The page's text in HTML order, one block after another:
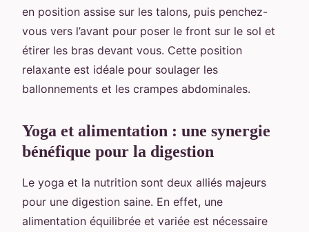
en position assise sur les talons, puis penchez-
vous vers l’avant pour poser le front sur le sol et
étirer les bras devant vous. Cette position
relaxante est idéale pour soulager les
ballonnements et les crampes abdominales.
Yoga et alimentation : une synergie
bénéfique pour la digestion
Le yoga et la nutrition sont deux alliés majeurs
pour une digestion saine. En effet, une
alimentation équilibrée et variée est nécessaire